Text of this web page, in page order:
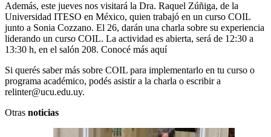
Además, este jueves nos visitará la Dra. Raquel Zúñiga, de la
Universidad ITESO en México, quien trabajó en un curso COIL
junto a Sonia Cozzano. El 26, darán una charla sobre su experiencia
liderando un curso COIL. La actividad es abierta, será de 12:30 a
13:30 h, en el salón 208. Conocé más aquí
Si querés saber más sobre COIL para implementarlo en tu curso o
programa académico, podés asistir a la charla o escribir a
relinter@ucu.edu.uy.
Otras noticias